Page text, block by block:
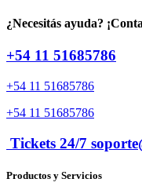
¿Necesitás ayuda?
+54 11 51685786
+54 11 51685786
+54 11 51685786
Tickets 24/7
Productos y Servicios